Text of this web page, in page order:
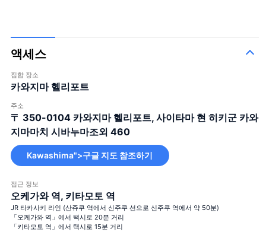
100 송이의 장미 꽃다발
12 송이의 장미 꽃다발
결혼해주세요
40 송이의 장미 꽃다발 진실한 사랑
108 송이의 장미 꽃다발 결혼해주세요
99+1 송이의 장미
꽃다발
프라이즈 연출에 사용하세요!
액세스
집합 장소
카와지마 헬리포트
주소
〒 350-0104 카와지마 헬리포트, 사이타마 현 히키군 카와
지마마치 시바누마조외 460
Kawashima">구글 지도 참조하기
접근 정보
오케가와 역, 키타모토 역
JR 타카사키 라인 (산쥬쿠 역에서 신주쿠 선으로 신주쿠 역에서 약 50분)
「오케가와 역」에서 택시로 20분 거리
「키타모토 역」에서 택시로 15분 거리